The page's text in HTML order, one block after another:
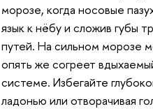
морозе, когда носовые
язык к нёбу и сложив губы
путей. На сильном морозе
опять же согреет
системе. Избегайте
ладонью или отворачивая